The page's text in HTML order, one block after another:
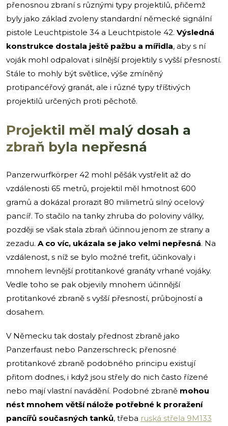
přenosnou zbraní s různými typy projektilů, přičemž
byly jako základ zvoleny standardní německé signální
pistole Leuchtpistole 34 a Leuchtpistole 42. Výsledná
konstrukce dostala ještě pažbu a mířidla, aby s ní
voják mohl odpalovat i silnější projektily s vyšší přesností.
Stále to mohly být světlice, výše zmíněný
protipancéřový granát, ale i různé typy tříštivých
projektilů určených proti pěchotě.
Projektil měl malý dosah a
zbraň byla nepřesná
Panzerwurfkörper 42 mohl pěšák vystřelit až do
vzdálenosti 65 metrů, projektil měl hmotnost 600
gramů a dokázal prorazit 80 milimetrů silný ocelový
pancíř. To stačilo na tanky zhruba do poloviny války,
později se však stala zbraň účinnou jenom ze strany a
zezadu. A co víc, ukázala se jako velmi nepřesná. Na
vzdálenost, s níž se bylo možné trefit, účinkovaly i
mnohem levnější protitankové granáty vrhané vojáky.
Vedle toho se pak objevily mnohem účinnější
protitankové zbraně s vyšší přesností, průbojností a
dosahem.
V Německu tak dostaly přednost zbraně jako
Panzerfaust nebo Panzerschreck; přenosné
protitankové zbraně podobného principu existují
přitom dodnes, i když jsou střely do nich často řízené
nebo mají vlastní navádění. Podobné zbraně mohou
nést mnohem větší nálože potřebné k proražení
pancířů současných tanků, třeba ruská střela 9M133